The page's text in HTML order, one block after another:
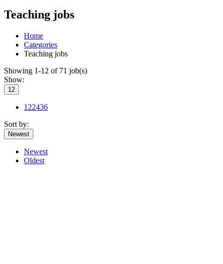
Teaching jobs
Home
Categories
Teaching jobs
Showing 1-12 of 71 job(s)
Show:
12
122436
Sort by:
Newest
Newest
Oldest